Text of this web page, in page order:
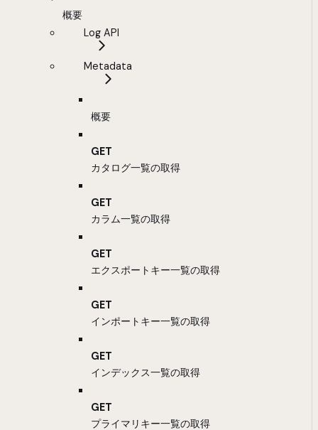
概要
Log API
Metadata
概要
GET
カタログ一覧の取得
GET
カラム一覧の取得
GET
エクスポートキー一覧の取得
GET
インポートキー一覧の取得
GET
インデックス一覧の取得
GET
プライマリキー一覧の取得